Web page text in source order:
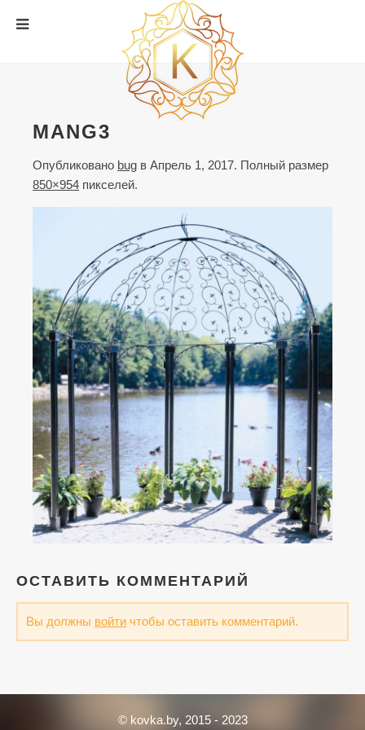
MANG3
Опубликовано bug в Апрель 1, 2017. Полный размер
850×954 пикселей.
ОСТАВИТЬ КОММЕНТАРИЙ
Вы должны войти чтобы оставить комментарий.
© kovka.by, 2015 - 2023